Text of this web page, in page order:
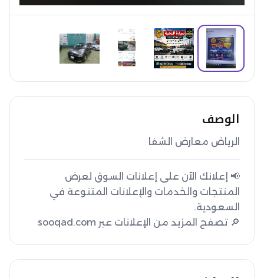
الوصف
الرياض معارض الشفا
📢 إعلانك الآن على إعلانات السوق لعرض
المنتجات والخدمات والإعلانات المتنوعة في
🔎 تصفح المزيد من الإعلانات عبر sooqad.com